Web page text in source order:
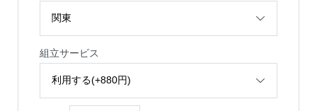
組立サービス